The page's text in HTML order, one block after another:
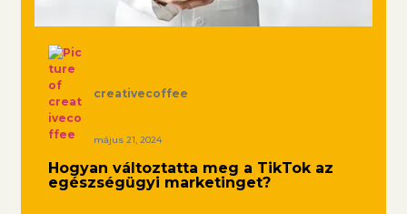
creativecoffee
május 21, 2024
Hogyan változtatta meg a TikTok az
egészségügyi marketinget?